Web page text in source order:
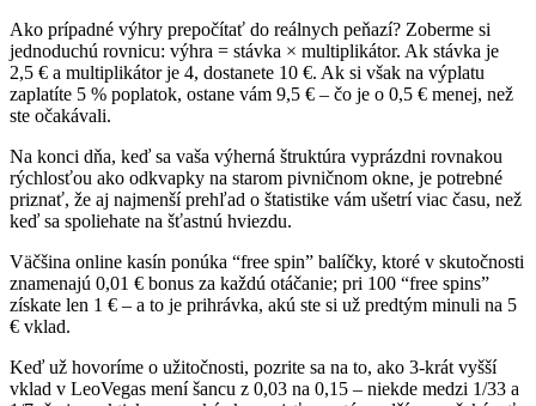
Ako prípadné výhry prepočítať do reálnych peňazí? Zoberme si
jednoduchú rovnicu: výhra = stávka × multiplikátor. Ak stávka je
2,5 € a multiplikátor je 4, dostanete 10 €. Ak si však na výplatu
zaplatíte 5 % poplatok, ostane vám 9,5 € – čo je o 0,5 € menej, než
ste očakávali.
Na konci dňa, keď sa vaša výherná štruktúra vyprázdni rovnakou
rýchlosťou ako odkvapky na starom pivničnom okne, je potrebné
priznať, že aj najmenší prehľad o štatistike vám ušetrí viac času, než
keď sa spoliehate na šťastnú hviezdu.
Väčšina online kasín ponúka “free spin” balíčky, ktoré v skutočnosti
znamenajú 0,01 € bonus za každú otáčanie; pri 100 “free spins”
získate len 1 € – a to je prihrávka, akú ste si už predtým minuli na 5
€ vklad.
Keď už hovoríme o užitočnosti, pozrite sa na to, ako 3‑krát vyšší
vklad v LeoVegas mení šancu z 0,03 na 0,15 – niekde medzi 1/33 a